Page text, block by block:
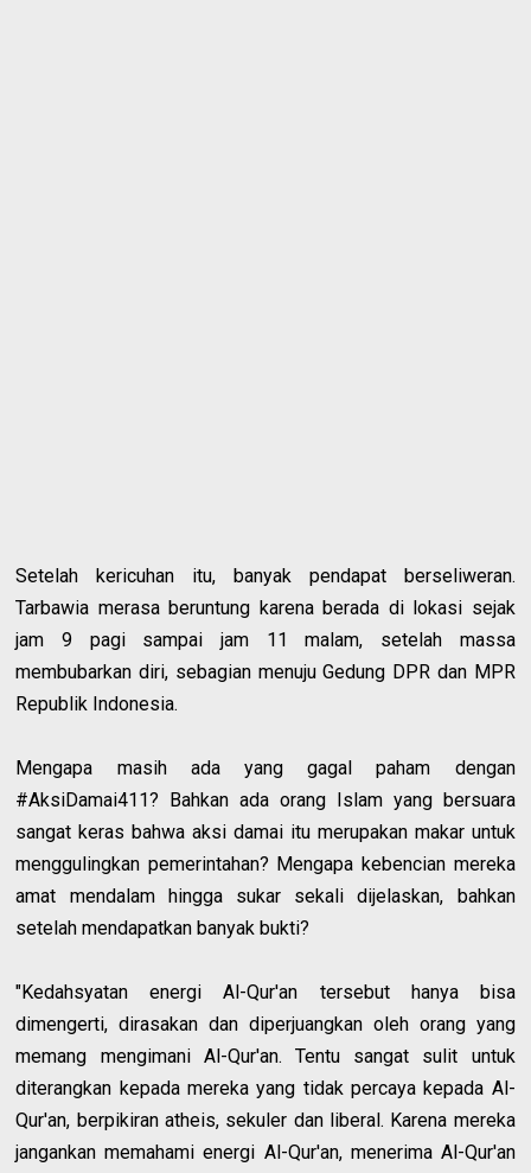
Setelah kericuhan itu, banyak pendapat berseliweran.
Tarbawia merasa beruntung karena berada di lokasi sejak
jam 9 pagi sampai jam 11 malam, setelah massa
membubarkan diri, sebagian menuju Gedung DPR dan MPR
Republik Indonesia.
Mengapa masih ada yang gagal paham dengan
#AksiDamai411? Bahkan ada orang Islam yang bersuara
sangat keras bahwa aksi damai itu merupakan makar untuk
menggulingkan pemerintahan? Mengapa kebencian mereka
amat mendalam hingga sukar sekali dijelaskan, bahkan
setelah mendapatkan banyak bukti?
"Kedahsyatan energi Al-Qur'an tersebut hanya bisa
dimengerti, dirasakan dan diperjuangkan oleh orang yang
memang mengimani Al-Qur'an. Tentu sangat sulit untuk
diterangkan kepada mereka yang tidak percaya kepada Al-
Qur'an, berpikiran atheis, sekuler dan liberal. Karena mereka
jangankan memahami energi Al-Qur'an, menerima Al-Qur'an